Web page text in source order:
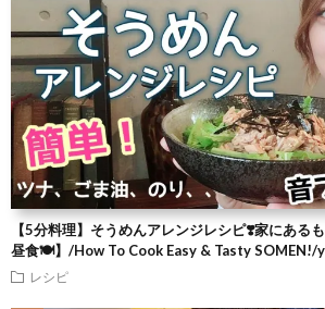
【5分料理】そうめんアレンジレシピ❣️家にある
昼食🍽】/How To Cook Easy & Tasty SOMEN!/
レシピ